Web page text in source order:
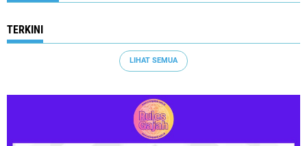
TERKINI
LIHAT SEMUA